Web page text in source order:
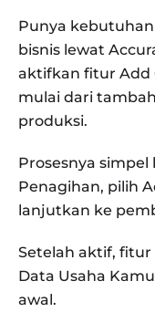
Punya
bisnis lewat
aktifkan fitur Add
mulai dari
produksi.
Prosesnya
Penagihan, pilih
lanjutkan ke
Setelah aktif,
Data Usaha
awal.